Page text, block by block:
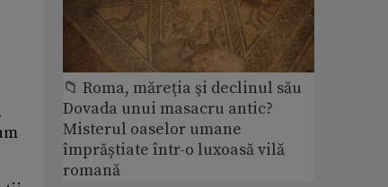
📁 Roma, măreţia şi declinul său
Dovada unui masacru antic?
Misterul oaselor umane
împrăștiate într-o luxoasă vilă
romană